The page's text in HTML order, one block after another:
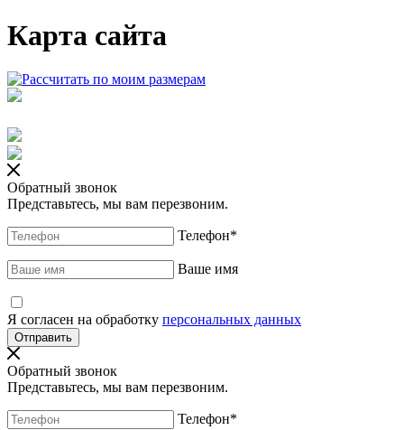
Карта сайта
Обратный звонок
Представьтесь, мы вам перезвоним.
Телефон*
Ваше имя
Я согласен на обработку персональных данных
Обратный звонок
Представьтесь, мы вам перезвоним.
Телефон*